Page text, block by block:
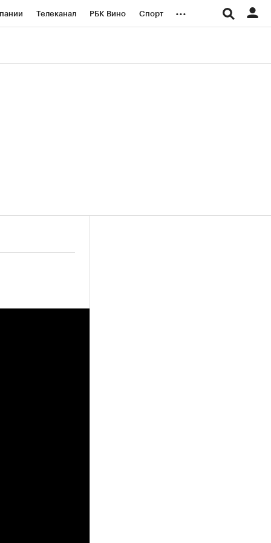
Телеканал РБК Вино Спорт ...